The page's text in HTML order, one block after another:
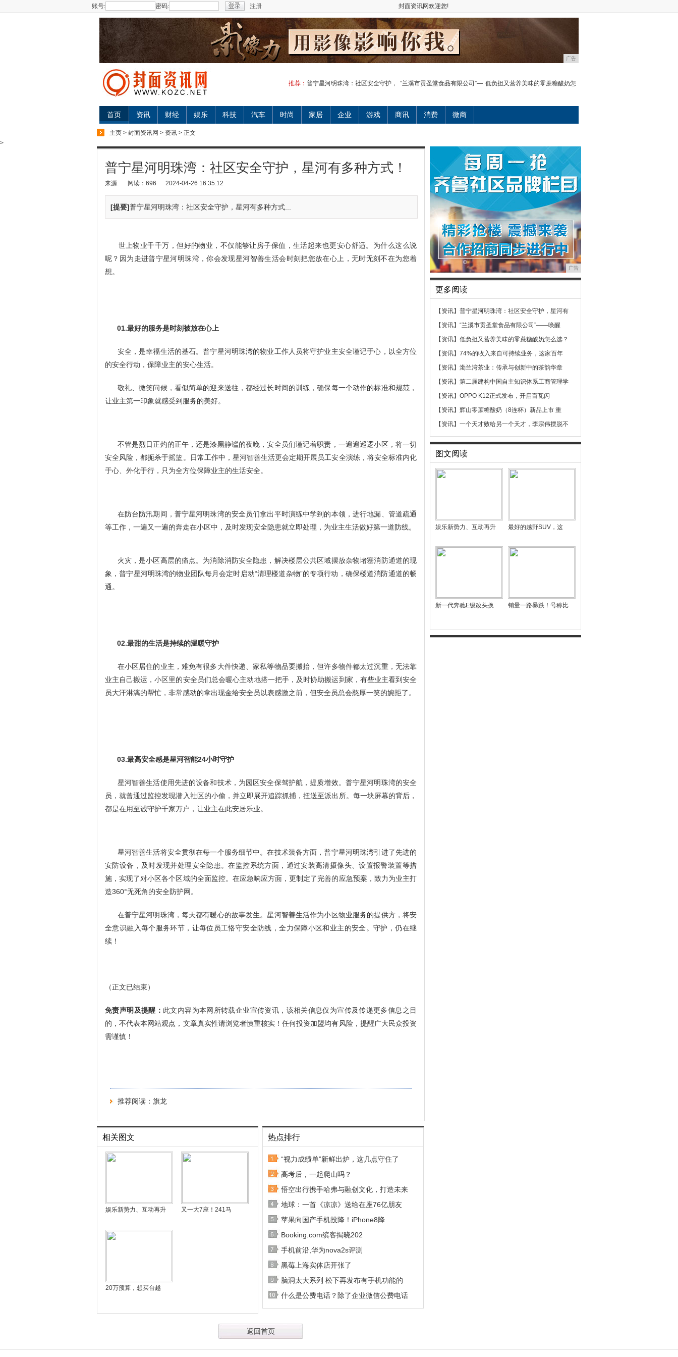
账号: 密码: 注册 封面资讯网欢迎您!
广告
推荐： 普宁星河明珠湾：社区安全守护， “兰溪市贡圣堂食品有限公司”— 低负担又营养美味的零蔗糖酸奶怎
首页 资讯 财经 娱乐 科技 汽车 时尚 家居 企业 游戏 商讯 消费 微商
主页 > 封面资讯网 > 资讯 > 正文
>
普宁星河明珠湾：社区安全守护，星河有多种方式！
来源: 阅读：696 2024-04-26 16:35:12
[提要]普宁星河明珠湾：社区安全守护，星河有多种方式...
世上物业千千万，但好的物业，不仅能够让房子保值，生活起来也更安心舒适。为什么这么说
呢？因为走进普宁星河明珠湾，你会发现星河智善生活会时刻把您放在心上，无时无刻不在为您着
想。
01.最好的服务是时刻被放在心上
安全，是幸福生活的基石。普宁星河明珠湾的物业工作人员将守护业主安全谨记于心，以全方位
的安全行动，保障业主的安心生活。
敬礼、微笑问候，看似简单的迎来送往，都经过长时间的训练，确保每一个动作的标准和规范，
让业主第一印象就感受到服务的美好。
不管是烈日正灼的正午，还是漆黑静谧的夜晚，安全员们谨记着职责，一遍遍巡逻小区，将一切
安全风险，都扼杀于摇篮。日常工作中，星河智善生活更会定期开展员工安全演练，将安全标准内化
于心、外化于行，只为全方位保障业主的生活安全。
在防台防汛期间，普宁星河明珠湾的安全员们拿出平时演练中学到的本领，进行地漏、管道疏通
等工作，一遍又一遍的奔走在小区中，及时发现安全隐患就立即处理，为业主生活做好第一道防线。
火灾，是小区高层的痛点。为消除消防安全隐患，解决楼层公共区域摆放杂物堵塞消防通道的现
象，普宁星河明珠湾的物业团队每月会定时启动“清理楼道杂物”的专项行动，确保楼道消防通道的畅
通。
02.最甜的生活是持续的温暖守护
在小区居住的业主，难免有很多大件快递、家私等物品要搬抬，但许多物件都太过沉重，无法靠
业主自己搬运，小区里的安全员们总会暖心主动地搭一把手，及时协助搬运到家，有些业主看到安全
员大汗淋漓的帮忙，非常感动的拿出现金给安全员以表感激之前，但安全员总会憨厚一笑的婉拒了。
03.最高安全感是星河智能24小时守护
星河智善生活使用先进的设备和技术，为园区安全保驾护航，提质增效。普宁星河明珠湾的安全
员，就曾通过监控发现潜入社区的小偷，并立即展开追踪抓捕，扭送至派出所。每一块屏幕的背后，
都是在用至诚守护千家万户，让业主在此安居乐业。
星河智善生活将安全贯彻在每一个服务细节中。在技术装备方面，普宁星河明珠湾引进了先进的
安防设备，及时发现并处理安全隐患。在监控系统方面，通过安装高清摄像头、设置报警装置等措
施，实现了对小区各个区域的全面监控。在应急响应方面，更制定了完善的应急预案，致力为业主打
造360°无死角的安全防护网。
在普宁星河明珠湾，每天都有暖心的故事发生。星河智善生活作为小区物业服务的提供方，将安
全意识融入每个服务环节，让每位员工恪守安全防线，全力保障小区和业主的安全。守护，仍在继
续！
（正文已结束）
免责声明及提醒： 此文内容为本网所转载企业宣传资讯，该相关信息仅为宣传及传递更多信息之目
的，不代表本网站观点，文章真实性请浏览者慎重核实！任何投资加盟均有风险，提醒广大民众投资
需谨慎！
推荐阅读： 旗龙
相关图文
娱乐新势力、互动再升 又一大7座！241马
20万预算，想买台越
热点排行
“视力成绩单”新鲜出炉，这几点守住了
高考后，一起爬山吗？
悟空出行携手哈弗与融创文化，打造未来
地球：一首《凉凉》送给在座76亿朋友
苹果向国产手机投降！iPhone8降
Booking.com缤客揭晓202
手机前沿,华为nova2s评测
黑莓上海实体店开张了
脑洞太大系列 松下再发布有手机功能的
什么是公费电话？除了企业微信公费电话
返回首页
广告
更多阅读
【资讯】 普宁星河明珠湾：社区安全守护，星河有
【资讯】 “兰溪市贡圣堂食品有限公司”——唤醒
【资讯】 低负担又营养美味的零蔗糖酸奶怎么选？
【资讯】 74%的收入来自可持续业务，这家百年
【资讯】 渤兰湾茶业：传承与创新中的茶韵华章
【资讯】 第二届建构中国自主知识体系工商管理学
【资讯】 OPPO K12正式发布，开启百瓦闪
【资讯】 辉山零蔗糖酸奶（8连杯）新品上市 重
【资讯】 一个天才败给另一个天才，李宗伟摆脱不
图文阅读
娱乐新势力、互动再升 最好的越野SUV，这
新一代奔驰E级改头换 销量一路暴跌！号称比